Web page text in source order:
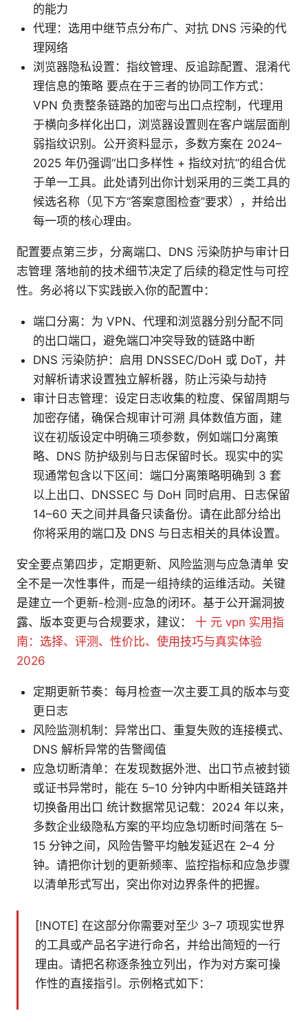
的能力
代理：选用中继节点分布广、对抗 DNS 污染的代
理网络
浏览器隐私设置：指纹管理、反追踪配置、混淆代
理信息的策略 要点在于三者的协同工作方式：
VPN 负责整条链路的加密与出口点控制，代理用
于横向多样化出口，浏览器设置则在客户端层面削
弱指纹识别。公开资料显示，多数方案在 2024–
2025 年仍强调“出口多样性 + 指纹对抗”的组合优
于单一工具。此处请列出你计划采用的三类工具的
候选名称（见下方“答案意图检查”要求），并给出
每一项的核心理由。
配置要点第三步，分离端口、DNS 污染防护与审计日
志管理 落地前的技术细节决定了后续的稳定性与可控
性。务必将以下实践嵌入你的配置中：
端口分离：为 VPN、代理和浏览器分别分配不同
的出口端口，避免端口冲突导致的链路中断
DNS 污染防护：启用 DNSSEC/DoH 或 DoT，并
对解析请求设置独立解析器，防止污染与劫持
审计日志管理：设定日志收集的粒度、保留周期与
加密存储，确保合规审计可溯 具体数值方面，建
议在初版设定中明确三项参数，例如端口分离策
略、DNS 防护级别与日志保留时长。现实中的实
现通常包含以下区间：端口分离策略明确到 3 套
以上出口、DNSSEC 与 DoH 同时启用、日志保留
14–60 天之间并具备只读备份。请在此部分给出
你将采用的端口及 DNS 与日志相关的具体设置。
安全要点第四步，定期更新、风险监测与应急清单 安
全不是一次性事件，而是一组持续的运维活动。关键
是建立一个更新-检测-应急的闭环。基于公开漏洞披
露、版本变更与合规要求，建议： 十 元 vpn 实用指
南：选择、评测、性价比、使用技巧与真实体验
2026
定期更新节奏：每月检查一次主要工具的版本与变
更日志
风险监测机制：异常出口、重复失败的连接模式、
DNS 解析异常的告警阈值
应急切断清单：在发现数据外泄、出口节点被封锁
或证书异常时，能在 5–10 分钟内中断相关链路并
切换备用出口 统计数据常见记载：2024 年以来，
多数企业级隐私方案的平均应急切断时间落在 5–
15 分钟之间，风险告警平均触发延迟在 2–4 分
钟。请把你计划的更新频率、监控指标和应急步骤
以清单形式写出，突出你对边界条件的把握。
[!NOTE] 在这部分你需要对至少 3–7 项现实世界
的工具或产品名字进行命名，并给出简短的一行
理由。请把名称逐条独立列出，作为对方案可操
作性的直接指引。示例格式如下：